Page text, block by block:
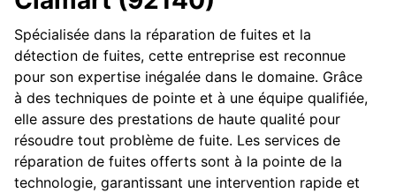
Spécialisée dans la réparation de fuites et la
détection de fuites, cette entreprise est reconnue
pour son expertise inégalée dans le domaine. Grâce
à des techniques de pointe et à une équipe qualifiée,
elle assure des prestations de haute qualité pour
résoudre tout problème de fuite. Les services de
réparation de fuites offerts sont à la pointe de la
technologie, garantissant une intervention rapide et